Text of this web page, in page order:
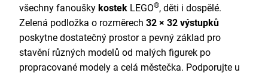
všechny fanoušky kostek LEGO®, děti i dospělé.
Zelená podložka o rozměrech 32 × 32 výstupků
poskytne dostatečný prostor a pevný základ pro
stavění různých modelů od malých figurek po
propracované modely a celá městečka. Podporujte u